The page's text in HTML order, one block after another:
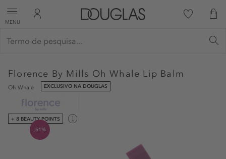
MENU
Florence By Mills Oh Whale Lip Balm
Oh Whale EXCLUSIVO NA DOUGLAS
+ 8 BEAUTY POINTS
-51%